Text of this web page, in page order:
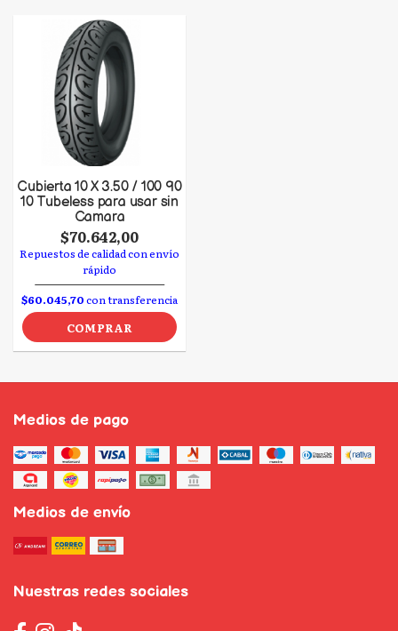
Cubierta 10 X 3.50 / 100 90
10 Tubeless para usar sin
Camara
$70.642,00
Repuestos de calidad con envío
rápido
$60.045,70con transferencia
COMPRAR
Medios de pago
Medios de envío
Nuestras redes sociales